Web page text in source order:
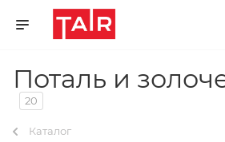
Поталь и
20
Каталог